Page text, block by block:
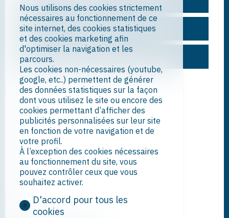
performance de l’enveloppe d'un bâtiment.
Ajouter aux favoris
Visiter cet objet
Nous utilisons des cookies strictement
nécessaires au fonctionnement de ce
site internet, des cookies statistiques
et des cookies marketing afin
d'optimiser la navigation et les
parcours.
Les cookies non-nécessaires (youtube,
google, etc..) permettent de générer
des données statistiques sur la façon
dont vous utilisez le site ou encore des
cookies permettant d’afficher des
publicités personnalisées sur leur site
en fonction de votre navigation et de
votre profil.
À l’exception des cookies nécessaires
au fonctionnement du site, vous
pouvez contrôler ceux que vous
souhaitez activer.
D'accord pour tous les
cookies